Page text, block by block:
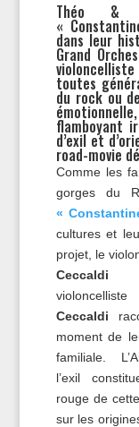
Théo &
«
dans leur
Grand
toutes
du rock ou
flamboyant
d’exil et
road-movie
Comme les
gorges du
«
cultures et
projet, le
Ceccaldi
Ceccaldi
moment de
familiale.
l’exil
rouge de
sur les